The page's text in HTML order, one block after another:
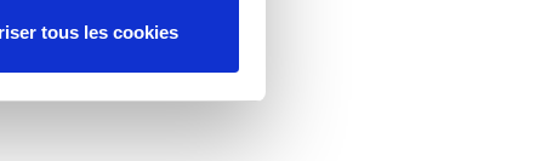
tous les cookies